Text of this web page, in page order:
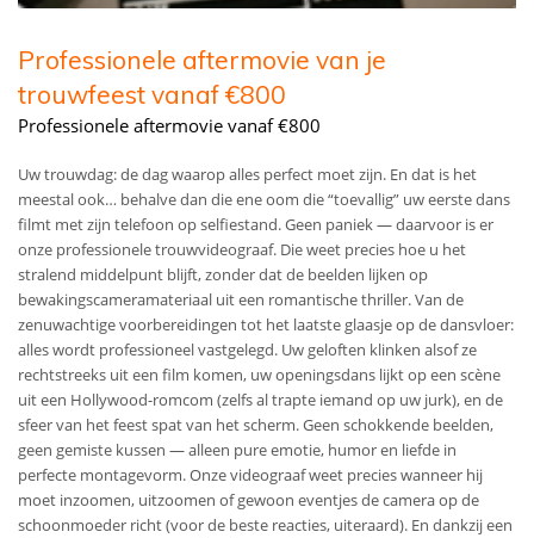
Professionele aftermovie van je
trouwfeest vanaf €800
Professionele aftermovie vanaf €800
Uw trouwdag: de dag waarop alles perfect moet zijn. En dat is het
meestal ook… behalve dan die ene oom die “toevallig” uw eerste dans
filmt met zijn telefoon op selfiestand. Geen paniek — daarvoor is er
onze professionele trouwvideograaf. Die weet precies hoe u het
stralend middelpunt blijft, zonder dat de beelden lijken op
bewakingscamera­materiaal uit een romantische thriller. Van de
zenuwachtige voorbereidingen tot het laatste glaasje op de dansvloer:
alles wordt professioneel vastgelegd. Uw geloften klinken alsof ze
rechtstreeks uit een film komen, uw openingsdans lijkt op een scène
uit een Hollywood-romcom (zelfs al trapte iemand op uw jurk), en de
sfeer van het feest spat van het scherm. Geen schokkende beelden,
geen gemiste kussen — alleen pure emotie, humor en liefde in
perfecte montagevorm. Onze videograaf weet precies wanneer hij
moet inzoomen, uitzoomen of gewoon eventjes de camera op de
schoonmoeder richt (voor de beste reacties, uiteraard). En dankzij een